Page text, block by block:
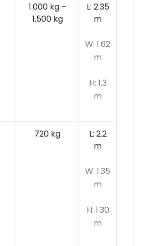
1.000 kg –
1.500 kg
L: 2.35
m
W: 1.62
m
H: 1.3
m
720 kg
L: 2.2
m
W: 1.35
m
H: 1.30
m